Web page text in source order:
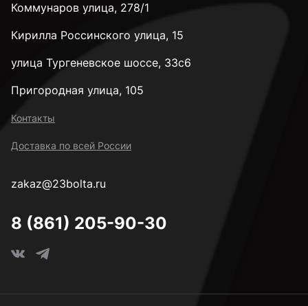
Коммунаров улица, 278/1
Кирилла Россинского улица, 15
улица Тургеневское шоссе, 33с6
Пригородная улица, 105
Контакты
Доставка по всей России
zakaz@23bolta.ru
8 (861) 205-90-30